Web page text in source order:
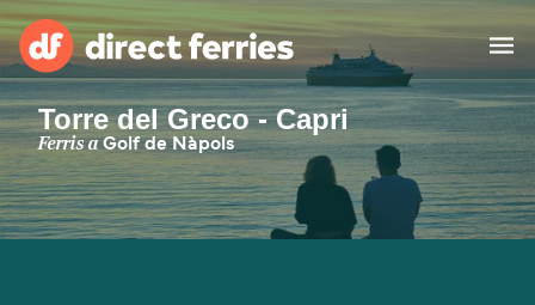
Països
Bitllets de Ferry
Torre del Greco - Capri
Ferris aGolf de Nàpols